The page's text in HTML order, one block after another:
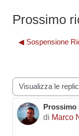
Prossimo
◀︎ Sospensione
Modalità
Prossimo
di Marco
Numero